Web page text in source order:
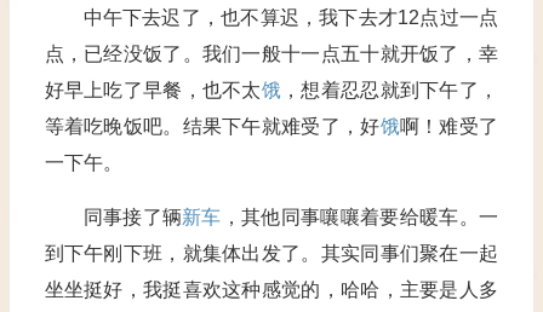
中午下去迟了，也不算迟，我下去才12点过一点
点，已经没饭了。我们一般十一点五十就开饭了，幸
好早上吃了早餐，也不太饿 ，想着忍忍就到下午了，
等着吃晚饭吧。结果下午就难受了，好饿啊！难受了
一下午。
同事接了辆新车 ，其他同事嚷嚷着要给暖车。一
到下午刚下班，就集体出发了。其实同事们聚在一起
坐坐挺好，我挺喜欢这种感觉的，哈哈，主要是人多